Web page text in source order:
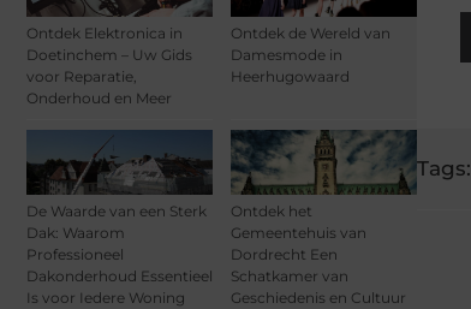
Ontdek Elektronica in
Doetinchem – Uw Gids
voor Reparatie,
Onderhoud en Meer
Ontdek de Wereld van
Damesmode in
Heerhugowaard
De Waarde van een Sterk
Dak: Waarom
Professioneel
Dakonderhoud Essentieel
Is voor Iedere Woning
Ontdek het
Gemeentehuis van
Dordrecht Een
Schatkamer van
Geschiedenis en Cultuur
Tags: